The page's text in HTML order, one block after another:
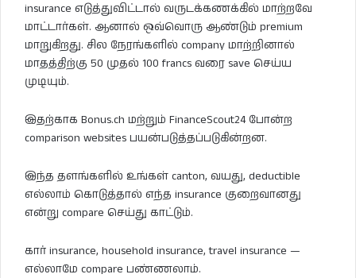
insurance எடுத்துவிட்டால் வருடக்கணக்கில் மாற்றவே
மாட்டார்கள். ஆனால் ஒவ்வொரு ஆண்டும் premium
மாறுகிறது. சில நேரங்களில் company மாற்றினால்
மாதத்திற்கு 50 முதல் 100 francs வரை save செய்ய
முடியும்.
இதற்காக Bonus.ch மற்றும் FinanceScout24 போன்ற
comparison websites பயன்படுத்தப்படுகின்றன.
இந்த தளங்களில் உங்கள் canton, வயது, deductible
எல்லாம் கொடுத்தால் எந்த insurance குறைவானது
என்று compare செய்து காட்டும்.
கார் insurance, household insurance, travel insurance —
எல்லாமே compare பண்ணலாம்.